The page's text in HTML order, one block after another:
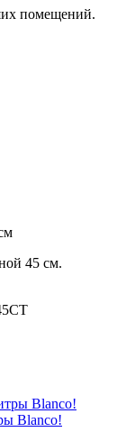
помещений.
45 см.
Blanco!